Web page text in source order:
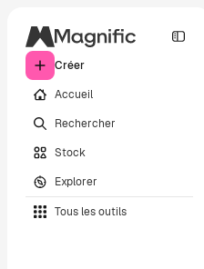
Créer
Accueil
Rechercher
Stock
Explorer
Tous les outils